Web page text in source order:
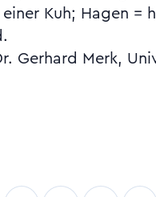
Kuh; Hagen
Gerhard Merk,